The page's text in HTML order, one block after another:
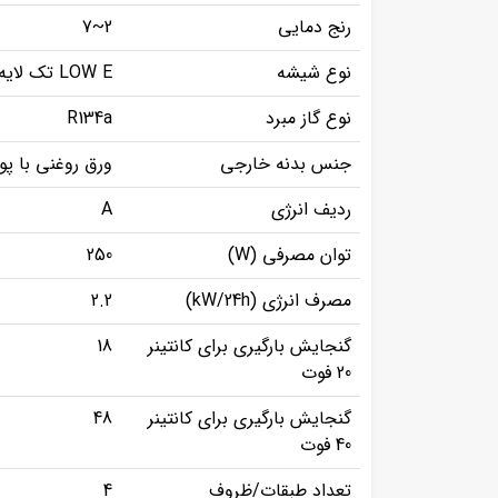
رنج دمایی
2~7
نوع شیشه
LOW E تک لایه
نوع گاز مبرد
R134a
جنس بدنه خارجی
ورق روغنی با
ردیف انرژی
A
توان مصرفی (W)
250
مصرف انرژی (kW/24h)
2.2
گنجایش بارگیری برای کانتینر
20 فوت
18
گنجایش بارگیری برای کانتینر
40 فوت
48
تعداد طبقات/ظروف
4